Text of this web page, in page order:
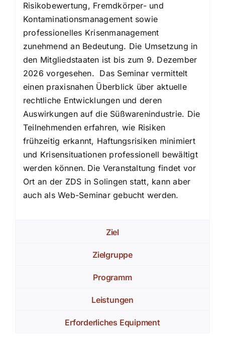
Risikobewertung, Fremdkörper- und
Kontaminationsmanagement sowie
professionelles Krisenmanagement
zunehmend an Bedeutung. Die Umsetzung in
den Mitgliedstaaten ist bis zum 9. Dezember
2026 vorgesehen. Das Seminar vermittelt
einen praxisnahen Überblick über aktuelle
rechtliche Entwicklungen und deren
Auswirkungen auf die Süßwarenindustrie. Die
Teilnehmenden erfahren, wie Risiken
frühzeitig erkannt, Haftungsrisiken minimiert
und Krisensituationen professionell bewältigt
werden können. Die Veranstaltung findet vor
Ort an der ZDS in Solingen statt, kann aber
auch als Web-Seminar gebucht werden.
Ziel
Zielgruppe
Programm
Leistungen
Erforderliches Equipment